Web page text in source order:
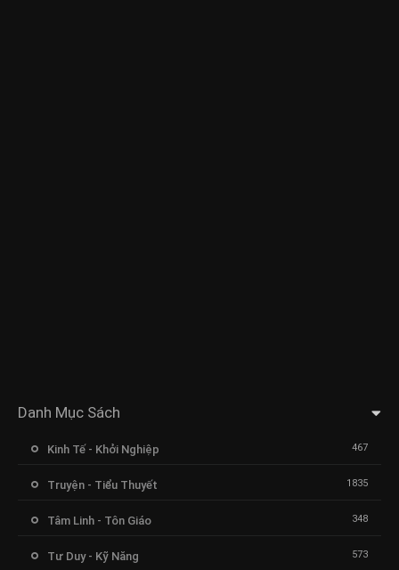
Danh Mục Sách
Kinh Tế - Khởi Nghiệp 467
Truyện - Tiểu Thuyết 1835
Tâm Linh - Tôn Giáo 348
Tư Duy - Kỹ Năng 573